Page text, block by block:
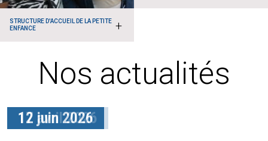
STRUCTURE D'ACCUEIL DE LA PETITE
ENFANCE
+
Nos actualités
12 juin 2026
17 avril 2026